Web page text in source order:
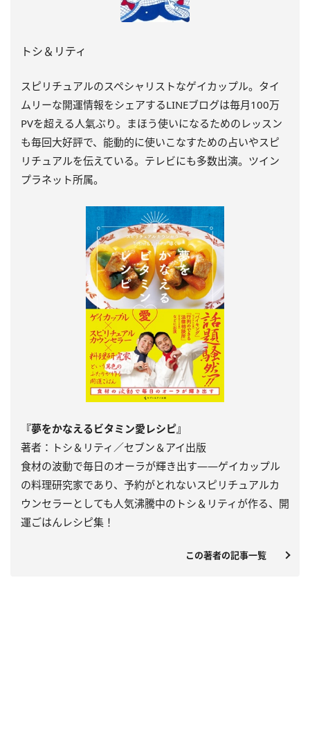
トシ＆リティ
スピリチュアルのスペシャリストなゲイカップル。タイ
ムリーな開運情報をシェアするLINEブログは毎月100万
PVを超える人氣ぶり。まほう使いになるためのレッスン
も毎回大好評で、能動的に使いこなすための占いやスピ
リチュアルを伝えている。テレビにも多数出演。ツイン
プラネット所属。
『夢をかなえるビタミン愛レシピ』
著者：トシ＆リティ／セブン＆アイ出版
食材の波動で毎日のオーラが輝き出す――ゲイカップル
の料理研究家であり、予約がとれないスピリチュアルカ
ウンセラーとしても人気沸騰中のトシ＆リティが作る、開
運ごはんレシピ集！
この著者の記事一覧